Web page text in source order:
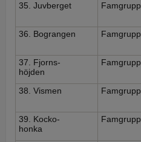
35. Juvberget
Famgrupp
36. Bograngen
Famgrupp
37. Fjorns-
höjden
Famgrupp
38. Vismen
Famgrupp
39. Kocko-
honka
Famgrupp